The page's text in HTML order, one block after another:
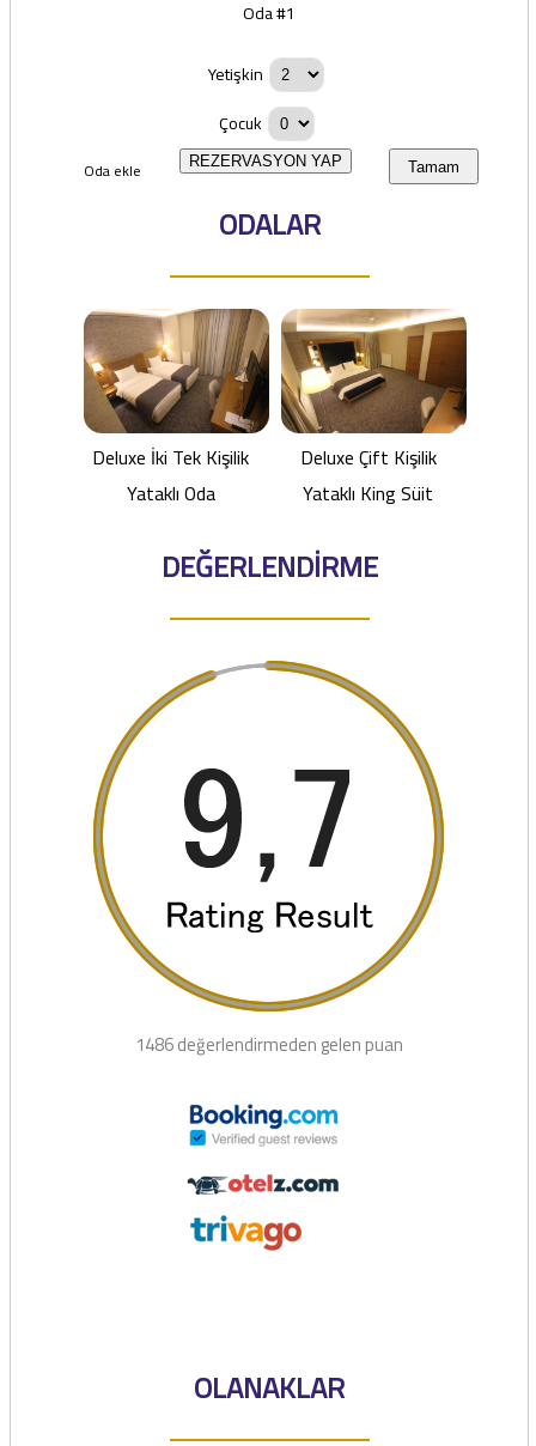
Oda #1
Yetişkin
Çocuk
Oda ekle Tamam
REZERVASYON YAP
ODALAR
Deluxe İki Tek Kişilik
Yataklı Oda
Deluxe Çift Kişilik
Yataklı King Süit
DEĞERLENDİRME
1486 değerlendirmeden gelen puan
OLANAKLAR